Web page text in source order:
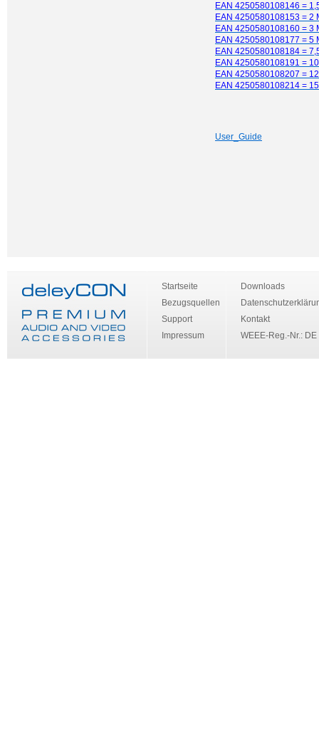
EAN 4250580108146 =
EAN 4250580108153 = 2
EAN 4250580108160 = 3
EAN 4250580108177 = 5
EAN 4250580108184 =
EAN 4250580108191 =
EAN 4250580108207 =
EAN 4250580108214 =
User_Guide
Startseite
Bezugsquellen
Support
Impressum
Downloads
Kontakt
WEEE-Reg.-Nr.: